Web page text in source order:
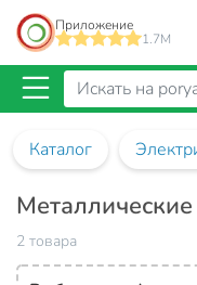
Приложение
1.7M
Каталог
2 товара